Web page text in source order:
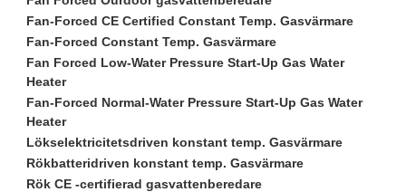
Fan-Forced CE Certified Constant Temp. Gasvärmare
Fan-Forced Constant Temp. Gasvärmare
Fan Forced Low-Water Pressure Start-Up Gas Water
Heater
Fan-Forced Normal-Water Pressure Start-Up Gas Water
Heater
Lökselektricitetsdriven konstant temp. Gasvärmare
Rökbatteridriven konstant temp. Gasvärmare
Rök CE -certifierad gasvattenberedare